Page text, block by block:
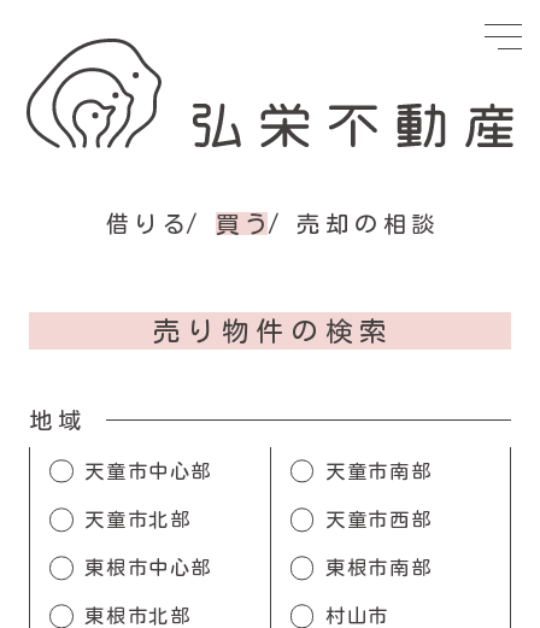
借りる 買う 売却の相談
売り物件の検索
地域
天童市中心部 天童市南部
天童市北部 天童市西部
東根市中心部 東根市南部
東根市北部 村山市